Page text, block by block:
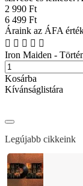
2 990 Ft
6 499 Ft
Áraink az ÁFA
Iron Maiden -
Kosárba
Kívánságlistára
Legújabb cikkeink